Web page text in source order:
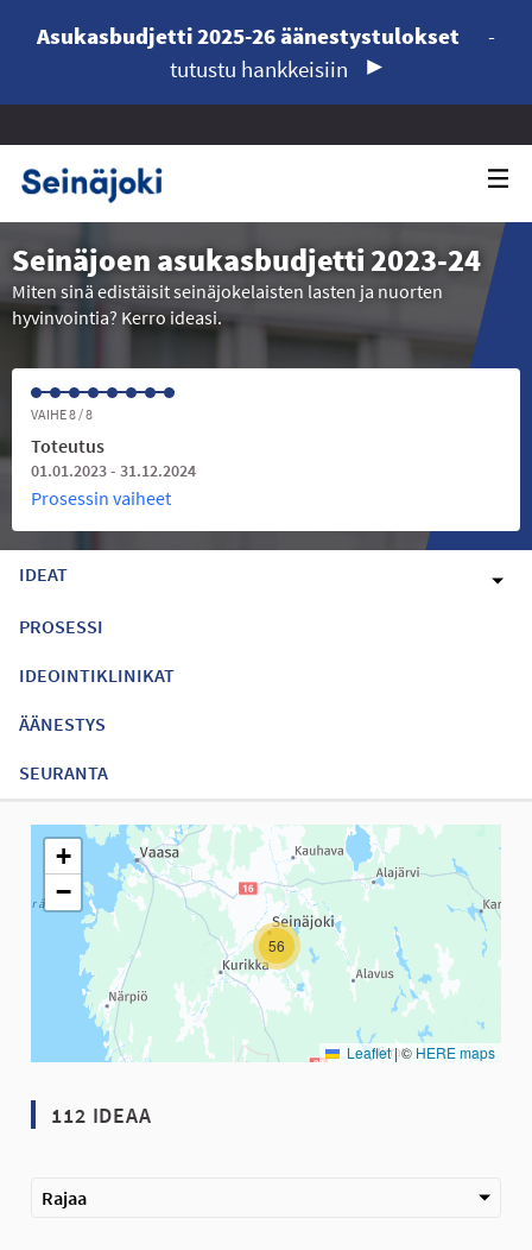
Asukasbudjetti 2025-26 äänestystulokset
-
tutustu hankkeisiin
Seinäjoen asukasbudjetti 2023-24
Miten sinä edistäisit seinäjokelaisten lasten ja nuorten
hyvinvointia? Kerro ideasi.
VAIHE 8 / 8
Toteutus
01.01.2023 - 31.12.2024
Prosessin vaiheet
IDEAT
PROSESSI
IDEOINTIKLINIKAT
ÄÄNESTYS
SEURANTA
Seuraavassa elementissä on kartta, joka esittää tämän
56
+
−
Leaflet |© HERE maps
112 IDEAA
Rajaa